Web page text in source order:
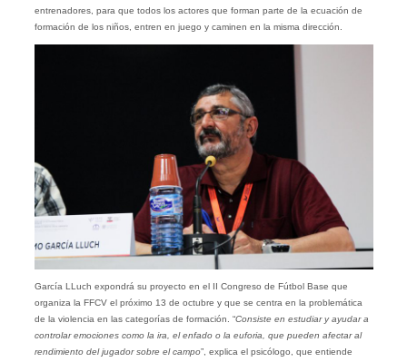
entrenadores, para que todos los actores que forman parte de la ecuación de
formación de los niños, entren en juego y caminen en la misma dirección.
García LLuch expondrá su proyecto en el II Congreso de Fútbol Base que
organiza la FFCV el próximo 13 de octubre y que se centra en la problemática
de la violencia en las categorías de formación. “Consiste en estudiar y ayudar a
controlar emociones como la ira, el enfado o la euforia, que pueden afectar al
rendimiento del jugador sobre el campo”, explica el psicólogo, que entiende